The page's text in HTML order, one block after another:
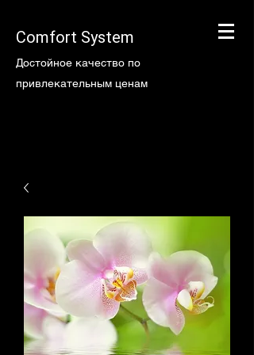
Comfort System
Достойное качество по
привлекательным ценам